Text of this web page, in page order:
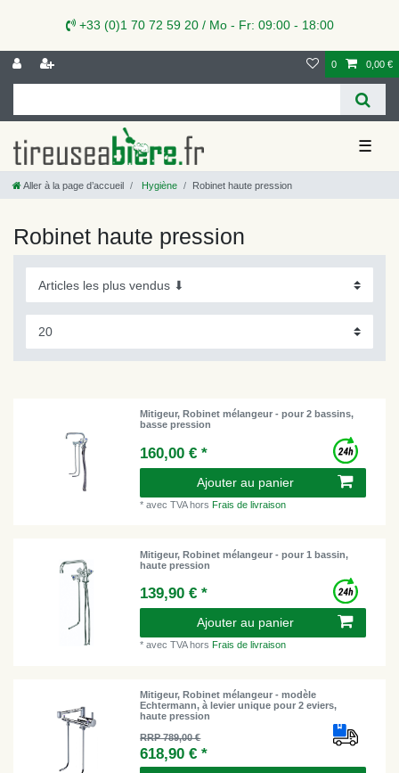
+33 (0)1 70 72 59 20 / Mo - Fr: 09:00 - 18:00
0 0,00 €
☰
Aller à la page d’accueil Hygiène Robinet haute pression
Robinet haute pression
Mitigeur, Robinet mélangeur - pour 2 bassins,
basse pression
160,00 € *
Ajouter au panier
*avec TVAhorsFrais de livraison
Mitigeur, Robinet mélangeur - pour 1 bassin,
haute pression
139,90 € *
Ajouter au panier
*avec TVAhors Frais de livraison
Mitigeur, Robinet mélangeur - modèle
Echtermann, à levier unique pour 2 eviers,
haute pression
RRP 789,00 €
618,90 € *